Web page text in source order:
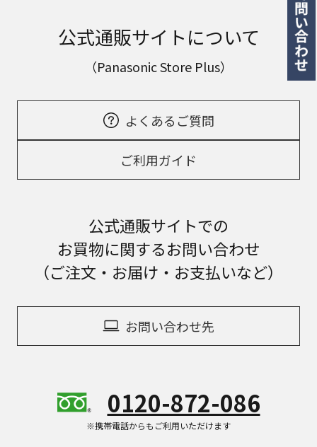
公式通販サイトについて
（Panasonic Store Plus）
よくあるご質問
ご利用ガイド
公式通販サイトでの
お買物に関するお問い合わせ
（ご注文・お届け・お支払いなど）
お問い合わせ先
0120-872-086
※携帯電話からもご利用いただけます